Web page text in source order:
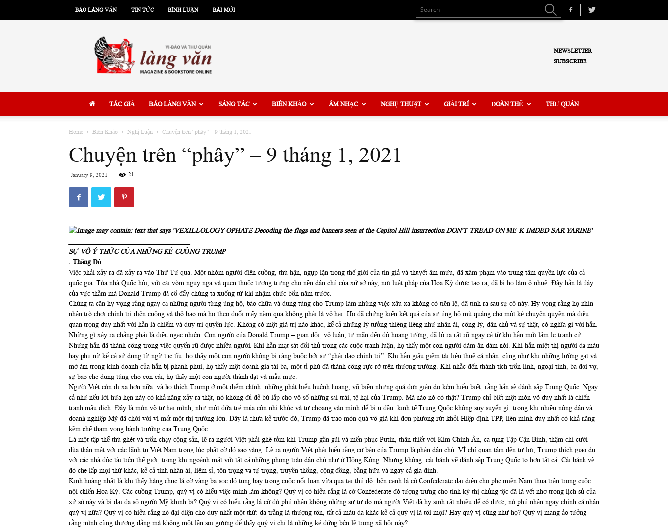
BÁO LÀNG VĂN TIN TỨC BÌNH LUẬN BÀI MỚI
Văn
NEWSLETTER
SUBSCRIBE
TÁC GIẢ BÁO LÀNG VĂN SÁNG TÁC BIÊN KHẢO ÂM NHẠC NGHỆ THUẬT GIẢI TRÍ ĐOÀN THỂ THƯ QUÁN
Home Biên Khảo Nghị Luận Chuyện trên “phây” – 9 tháng 1, 2021
Chuyện trên “phây” – 9 tháng 1, 2021
January 9, 2021 21
SỰ VÔ Ý THỨC CỦA NHỮNG KẺ CUỒNG TRUMP
. Thắng Đỗ
Việc phải xảy ra đã xảy ra vào Thứ Tư qua. Một nhóm người điên cuồng, thù hận, ngụp lặn trong thế giới của tin giả và thuyết âm mưu, đã xâm phạm vào trung tâm quyền lực của cả
quốc gia. Tòa nhà Quốc hội, với cái vòm nguy nga và quen thuộc tượng trưng cho nền dân chủ của xứ sở này, nơi luật pháp của Hoa Kỳ được tạo ra, đã bị họ làm ô nhuế. Đây hẳn là đáy
của vực thẳm mà Donald Trump đã cố đẩy chúng ta xuống từ khi nhậm chức bốn năm trước.
Chúng ta cần hy vọng rằng ngay cả những người từng ủng hộ, bào chữa và dung túng cho Trump làm những việc xấu xa không có tiền lệ, đã tỉnh ra sau sự cố này. Hy vọng rằng họ nhìn
nhận trò chơi chính trị điên cuồng và thô bạo mà họ theo đuổi mấy năm qua không phải là vô hại. Họ đã chứng kiến kết quả của sự ủng hộ mù quáng cho một kẻ chuyên quyền mà điều
quan trọng duy nhất với hắn là chiếm và duy trì quyền lực. Không có một giá trị nào khác, kể cả những lý tưởng thiêng liêng như nhân ái, công lý, dân chủ và sự thật, có nghĩa gì với hắn.
Những gì xảy ra chẳng phải là điều ngạc nhiên. Con người của Donald Trump – gian dối, vô luân, tự mãn đến độ hoang tưởng, đã lộ ra rất rõ ngay cả từ khi hắn mới lăm le tranh cử.
Nhưng hắn đã thành công trong việc quyến rũ được nhiều người. Khi hắn mạt sát đối thủ trong các cuộc tranh luận, họ thấy một con người dám ăn dám nói. Khi hắn miệt thị người da màu
hay phụ nữ kể cả sử dụng từ ngữ tục tĩu, họ thấy một con người không bị ràng buộc bởi sự “phải đạo chính trị”. Khi hắn giấu giếm tài liệu thuế cá nhân, cũng như khi những lường gạt và
mờ ám trong kinh doanh của hắn bị phanh phui, họ thấy một doanh gia tài ba, một tỉ phú đã thành công rực rỡ trên thương trường. Khi nhắc đến thành tích trốn lính, ngoại tình, ba đời vợ,
sự bao che dung túng cho con cái, họ thấy một con người thành đạt và mẫu mực.
Người Việt còn đi xa hơn nữa, và họ thích Trump ở một điểm chính: những phát biểu huênh hoang, võ biền nhưng quá đơn giản do kém hiểu biết, rằng hắn sẽ đánh sập Trung Quốc. Ngay
cả như nếu lời hứa hẹn này có khả năng xảy ra thật, nó không đủ để bù lắp cho vô số những sai trái, tệ hại của Trump. Mà nào nó có thật? Trump chỉ biết một món võ duy nhất là chiến
tranh mậu dịch. Đây là món võ tự hại mình, như một đứa trẻ múa côn nhị khúc và tự choang vào mình để bị u đầu: kinh tế Trung Quốc không suy suyển gì, trong khi nhiều nông dân và
doanh nghiệp Mỹ đã chới với vì mất một thị trường lớn. Đây là chưa kể trước đó, Trump đã trao món quà vô giá khi đơn phương rút khỏi Hiệp định TPP, liên minh duy nhất có khả năng
kềm chế tham vọng bành trướng của Trung Quốc.
Là một tập thể thù ghét và trốn chạy cộng sản, lẽ ra người Việt phải ghê tởm khi Trump gần gũi và mến phục Putin, thân thiết với Kim Chính Ân, ca tụng Tập Cận Bình, thậm chí cười
đùa thân mật với các lãnh tụ Việt Nam trong lúc phất cờ đỏ sao vàng. Lẽ ra người Việt phải hiểu rằng cơ bản của Trump là phản dân chủ. VÌ chỉ quan tâm đến tư lợi, Trump thích giao du
với các nhà độc tài trên thế giới, trong khi ngoảnh mặt với tất cả những phong trào dân chủ như ở Hồng Kông. Nhưng không, cái bánh vẽ đánh sập Trung Quốc to hơn tất cả. Cái bánh vẽ
đó che lấp mọi thứ khác, kể cả tính nhân ái, liêm sỉ, tôn trọng và tự trọng, truyền thống, cộng đồng, bằng hữu và ngay cả gia đình.
Kinh hoàng nhất là khi thấy hàng chục lá cờ vàng ba sọc đỏ tung bay trong cuộc nổi loạn vừa qua tại thủ đô, bên cạnh lá cờ Confederate đại diện cho phe miền Nam thua trận trong cuộc
nội chiến Hoa Kỳ. Các cuồng Trump, quý vị có hiểu việc mình làm không? Quý vị có hiểu rằng lá cờ Confederate đó tượng trưng cho tính kỳ thị chủng tộc đã là vết nhơ trong lịch sử của
xứ sở này và bị đại đa số người Mỹ khinh bỉ? Quý vị có hiểu rằng lá cờ đó phủ nhận không những sự tự do mà người Việt đã hy sinh rất nhiều để có được, nó phủ nhận ngay chính cá nhân
quý vị nữa? Quý vị có hiểu rằng nó đại diện cho duy nhất một thứ: da trắng là thượng tôn, tất cả màu da khác kể cả quý vị là tôi mọi? Hay quý vị cũng như họ? Quý vị mang ảo tưởng
rằng mình cũng thượng đẳng mà không một lần soi gương để thấy quý vị chỉ là những kẻ đứng bên lề trong xã hội này?